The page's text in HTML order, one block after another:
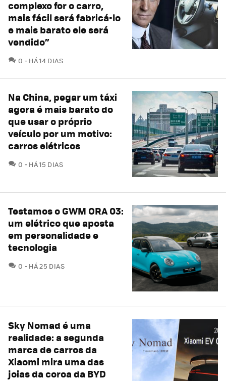
complexo for o carro,
mais fácil será fabricá-lo
e mais barato ele será
vendido”
0 COMENTÁRIOS
HÁ 14 DIAS
Na China, pegar um táxi
agora é mais barato do
que usar o próprio
veículo por um motivo:
carros elétricos
0 COMENTÁRIOS
HÁ 15 DIAS
Testamos o GWM ORA 03:
um elétrico que aposta
em personalidade e
tecnologia
0 COMENTÁRIOS
HÁ 25 DIAS
Sky Nomad é uma
realidade: a segunda
marca de carros da
Xiaomi mira uma das
joias da coroa da BYD